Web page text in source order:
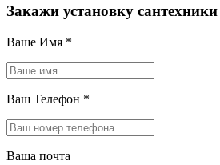
Закажи установку
Ваше Имя *
Ваш Телефон *
Ваша почта